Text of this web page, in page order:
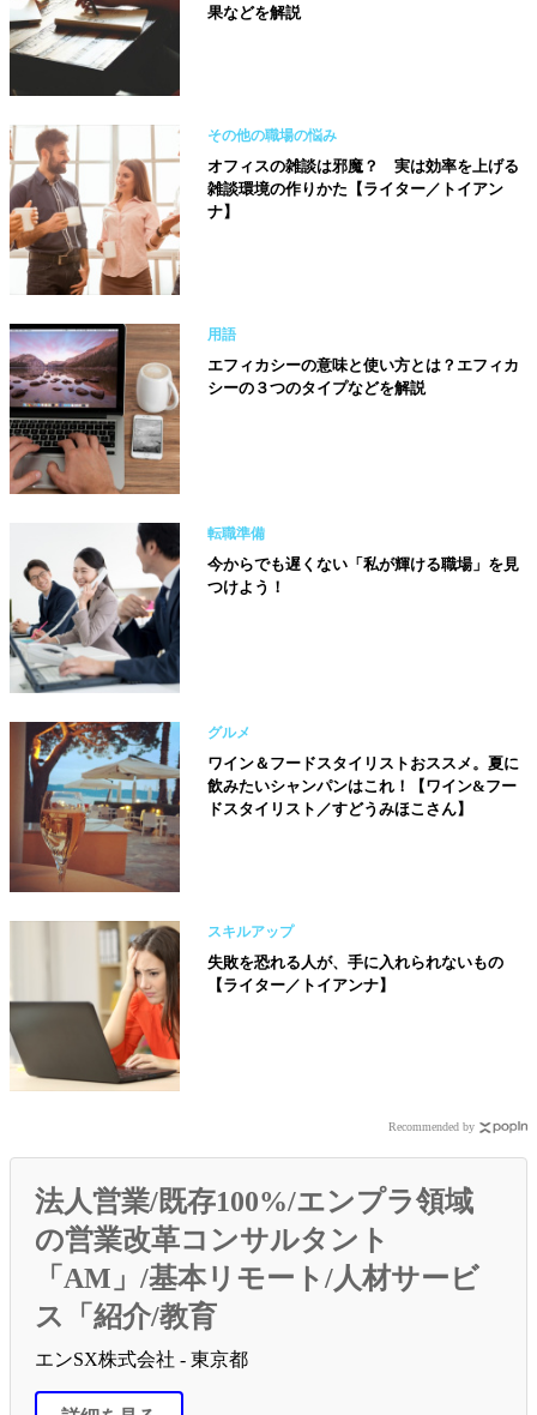
果などを解説
その他の職場の悩み
オフィスの雑談は邪魔？ 実は効率を上げる
雑談環境の作りかた【ライター／トイアン
ナ】
用語
エフィカシーの意味と使い方とは？エフィカ
シーの３つのタイプなどを解説
転職準備
今からでも遅くない「私が輝ける職場」を見
つけよう！
グルメ
ワイン＆フードスタイリストおススメ。夏に
飲みたいシャンパンはこれ！【ワイン&フー
ドスタイリスト／すどうみほこさん】
スキルアップ
失敗を恐れる人が、手に入れられないもの
【ライター／トイアンナ】
Recommended by
法人営業/既存100%/エンプラ領域
の営業改革コンサルタント
「AM」/基本リモート/人材サービ
ス「紹介/教育
エンSX株式会社 - 東京都